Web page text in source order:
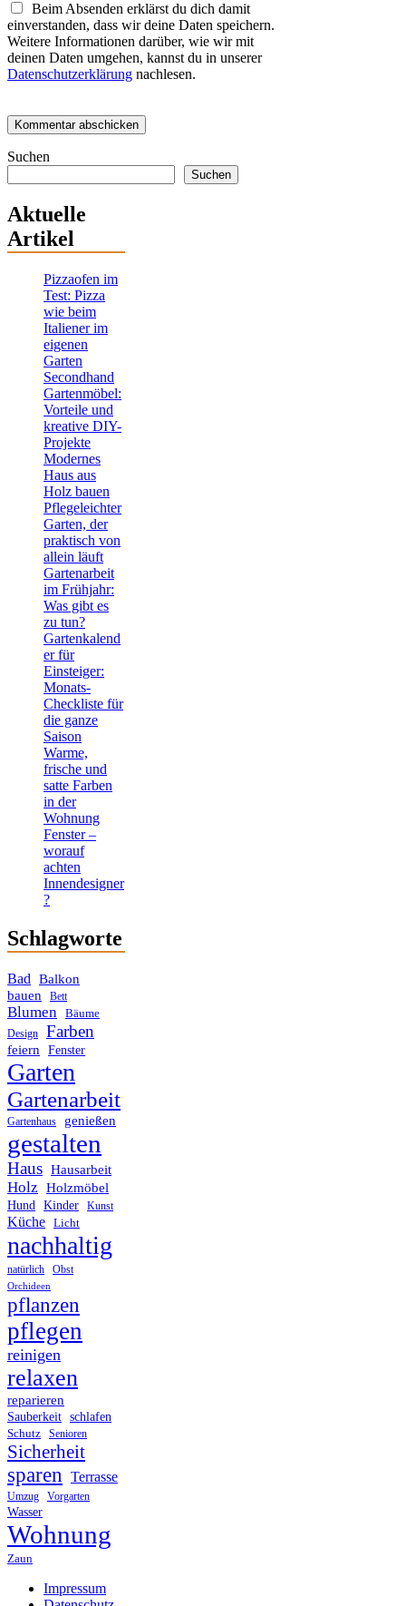
Beim Absenden erklärst du dich damit
einverstanden, dass wir deine Daten speichern.
Weitere Informationen darüber, wie wir mit
deinen Daten umgehen, kannst du in unserer
Datenschutzerklärung nachlesen.
Suchen
Suchen
Aktuelle
Artikel
Pizzaofen im
Test: Pizza
wie beim
Italiener im
eigenen
Garten
Secondhand
Gartenmöbel:
Vorteile und
kreative DIY-
Projekte
Modernes
Haus aus
Holz bauen
Pflegeleichter
Garten, der
praktisch von
allein läuft
Gartenarbeit
im Frühjahr:
Was gibt es
zu tun?
Gartenkalend
er für
Einsteiger:
Monats-
Checkliste für
die ganze
Saison
Warme,
frische und
satte Farben
in der
Wohnung
Fenster –
worauf
achten
Innendesigner
?
Schlagworte
Bad
Balkon
bauen
Bett
Blumen Bäume
Design Farben
feiern Fenster
Garten
Gartenarbeit
Gartenhaus genießen
gestalten
Haus Hausarbeit
Holz Holzmöbel
Hund Kinder Kunst
Küche Licht
nachhaltig
natürlich Obst
Orchideen
pflanzen
pflegen
reinigen
relaxen
reparieren
Sauberkeit schlafen
Schutz Senioren
Sicherheit
sparen Terrasse
Umzug Vorgarten
Wasser
Wohnung
Zaun
Impressum